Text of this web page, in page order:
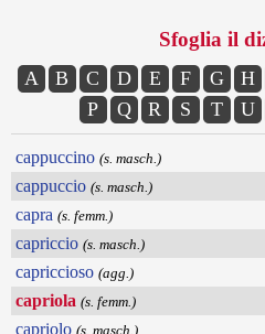
Sfoglia il
A B C D E F G H
P
Q R S T U
cappuccino (s. masch.)
cappuccio (s. masch.)
capra (s. femm.)
capriccio (s. masch.)
capriccioso (agg.)
capriola (s. femm.)
capriolo (s. masch.)